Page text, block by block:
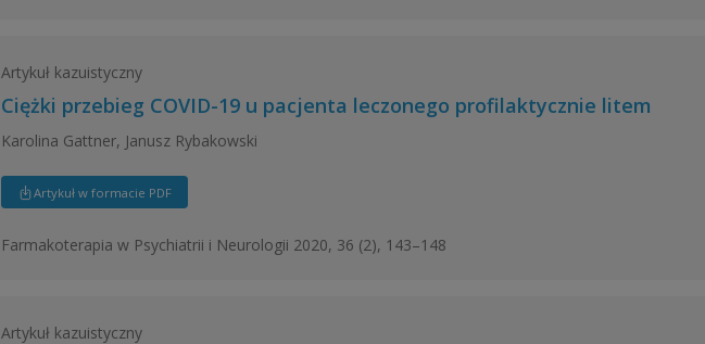
Artykuł kazuistyczny
Ciężki przebieg COVID-19 u pacjenta leczonego profilaktycznie litem
Karolina Gattner, Janusz Rybakowski
Artykuł w formacie PDF
Farmakoterapia w Psychiatrii i Neurologii 2020, 36 (2), 143–148
Artykuł kazuistyczny